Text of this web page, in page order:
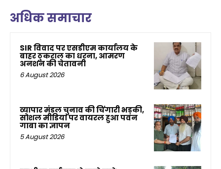
अधिक समाचार
SIR विवाद पर एसडीएम कार्यालय के
बाहर ठुकराल का धरना, आमरण
अनशन की चेतावनी
6 August 2026
व्यापार मंडल चुनाव की चिंगारी भड़की,
सोशल मीडिया पर वायरल हुआ पवन
गाबा का ज्ञापन
5 August 2026